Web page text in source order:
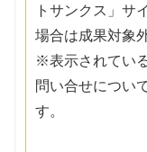
トサンクス」サ
場合は成果対象
※表示されてい
問い合せについ
す。